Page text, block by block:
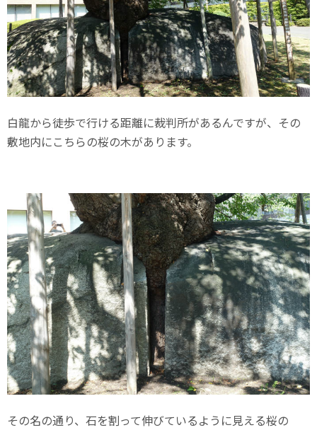
白龍から徒歩で行ける距離に裁判所があるんですが、その
敷地内にこちらの桜の木があります。
その名の通り、石を割って伸びているように見える桜の